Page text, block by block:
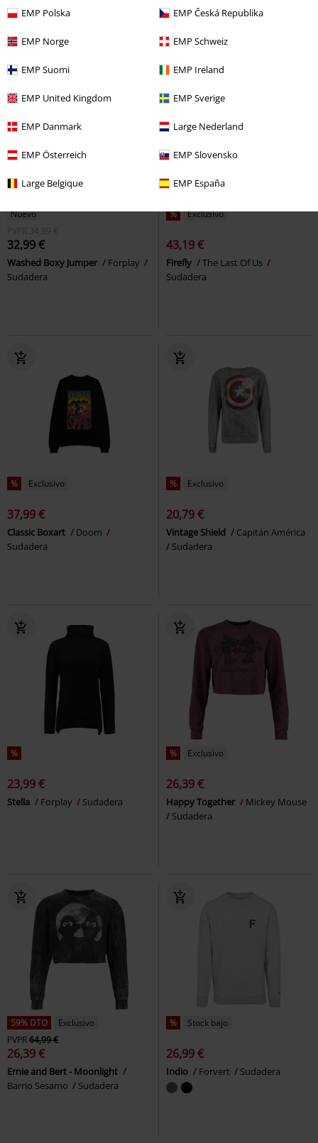
EMP Polska EMP Česká Republika
EMP Norge EMP Schweiz
EMP Suomi EMP Ireland
EMP United Kingdom EMP Sverige
EMP Danmark Large Nederland
EMP Österreich EMP Slovensko
Large Belgique EMP España
Chet Rock Sudadera
Nuevo
PVPR 34,99 €
32,99 €
Washed Boxy Jumper
Forplay
Sudadera
% Exclusivo
43,19 €
Firefly
The Last Of Us
Sudadera
% Exclusivo
37,99 €
Classic Boxart
Doom
Sudadera
% Exclusivo
20,79 €
Vintage Shield
Capitán América
Sudadera
%
23,99 €
Stella Forplay Sudadera
% Exclusivo
26,39 €
Happy Together
Mickey Mouse
Sudadera
59% DTO
Exclusivo
PVPR64,99 €
26,39 €
Ernie and Bert - Moonlight
Barrio Sesamo
Sudadera
% Stock bajo
26,99 €
Indio Forvert Sudadera